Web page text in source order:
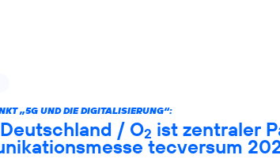
„5G UND DIE DIGITALISIERUNG“:
/ O2 ist zentraler
tecversum